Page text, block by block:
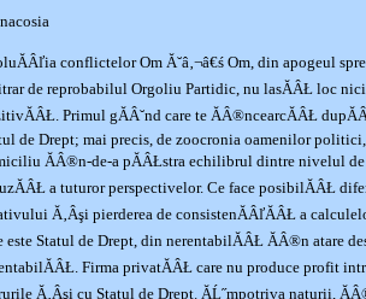
conflictelor Om Ă˘â‚¬â€ś Om, din apogeul
de reprobabilul Orgoliu Partidic, nu lasĂÂŁ loc nici
Primul gĂÂ˘nd care te ĂÂ®ncearcĂÂŁ
de Drept; mai precis, de zoocronia oamenilor
ĂÂ®n-de-a pĂÂŁstra echilibrul dintre nivelul
a tuturor perspectivelor. Ce face posibilĂÂŁ
Ă‚Âşi pierderea de consistenĂÂľĂÂŁ a
este Statul de Drept, din nerentabilĂÂŁ ĂÂ®n atare
Firma privatĂÂŁ care nu produce profit
Ă‚Âşi cu Statul de Drept. ĂĹ˝mpotriva naturii,